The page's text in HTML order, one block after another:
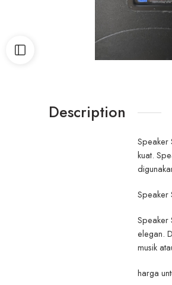
Description
Speaker
kuat.
Speaker
Speaker
elegan.
musik
harga